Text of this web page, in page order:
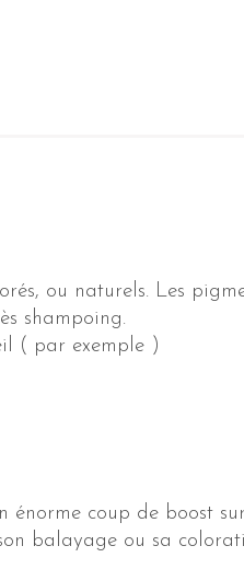
ou naturels. Les
shampoing.
( par exemple )
coup de boost
balayage ou sa